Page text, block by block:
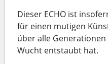
Dieser ECHO ist
für einen mutigen
über alle
Wucht entstaubt hat.